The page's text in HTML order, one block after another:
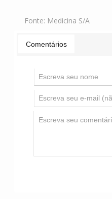
Fonte: Medicina S/A
Comentários